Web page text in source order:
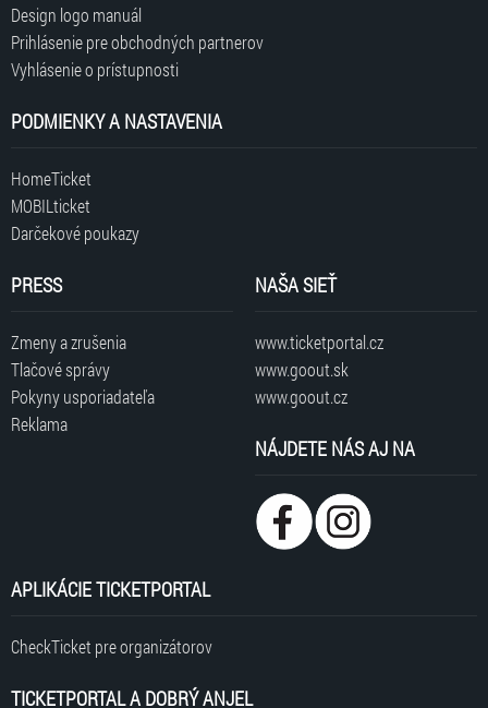
Design logo manuál
Prihlásenie pre obchodných partnerov
Vyhlásenie o prístupnosti
PODMIENKY A NASTAVENIA
HomeTicket
MOBILticket
Darčekové poukazy
PRESS
Zmeny a zrušenia
Tlačové správy
Pokyny usporiadateľa
Reklama
NAŠA SIEŤ
www.ticketportal.cz
www.goout.sk
www.goout.cz
NÁJDETE NÁS AJ NA
APLIKÁCIE TICKETPORTAL
CheckTicket pre organizátorov
TICKETPORTAL A DOBRÝ ANJEL